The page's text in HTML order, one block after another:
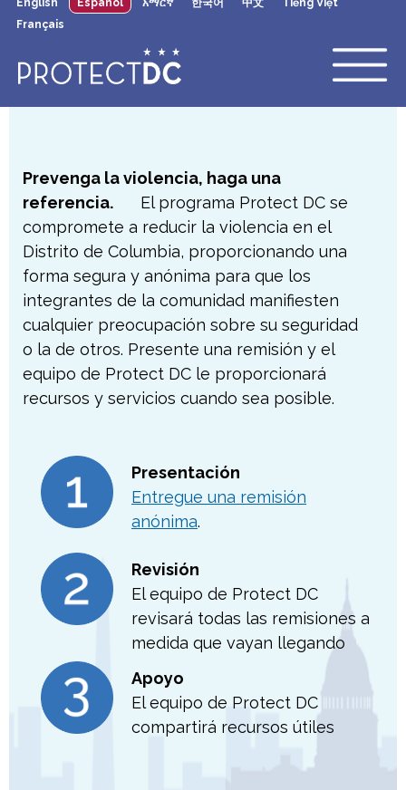
Skip to main content
English Español አማርኛ 한국어 中文
Tiếng Việt
Français
Prevenga la violencia, haga una
referencia. El programa Protect DC se
compromete a reducir la violencia en el
Distrito de Columbia, proporcionando una
forma segura y anónima para que los
integrantes de la comunidad manifiesten
cualquier preocupación sobre su seguridad
o la de otros. Presente una remisión y el
equipo de Protect DC le proporcionará
recursos y servicios cuando sea posible.
Presentación
Entregue una remisión
anónima.
Revisión
El equipo de Protect DC
revisará todas las remisiones a
medida que vayan llegando
Apoyo
El equipo de Protect DC
compartirá recursos útiles